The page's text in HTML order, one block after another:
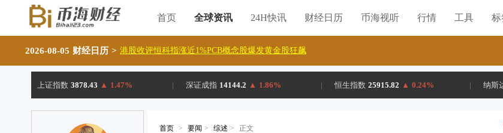
首页 全球资讯 24H快讯 财经日历 币海视听 行情 工具 标
2026-08-05 财经日历 > 港股收评恒科指涨近1%PCB概念股爆发黄金股狂飙
上证指数 3878.43 ▲ 1.47% | 深证成指 14144.2 ▲ 1.86% | 恒生指数 25915.82 ▲ 0.24% | 纳斯
首页 > 要闻 > 综述 > 正文